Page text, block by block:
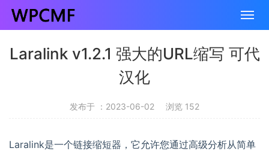
Laralink v1.2.1 强大的URL缩写 可代
汉化
发布于 ：2023-06-02 浏览 152
Laralink是一个链接缩短器，它允许您通过高级分析从简单